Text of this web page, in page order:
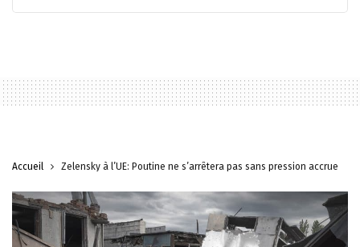
Accueil Zelensky à l’UE: Poutine ne s’arrêtera pas sans pression accrue